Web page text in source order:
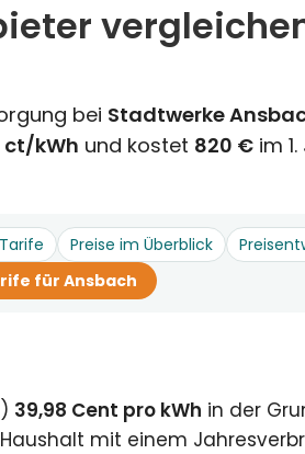
bei Stadtwerke
ct/kWh und kostet 820 € im
für Ansbach
Preise im Überblick
39,98 Cent pro kWh in der
mit einem